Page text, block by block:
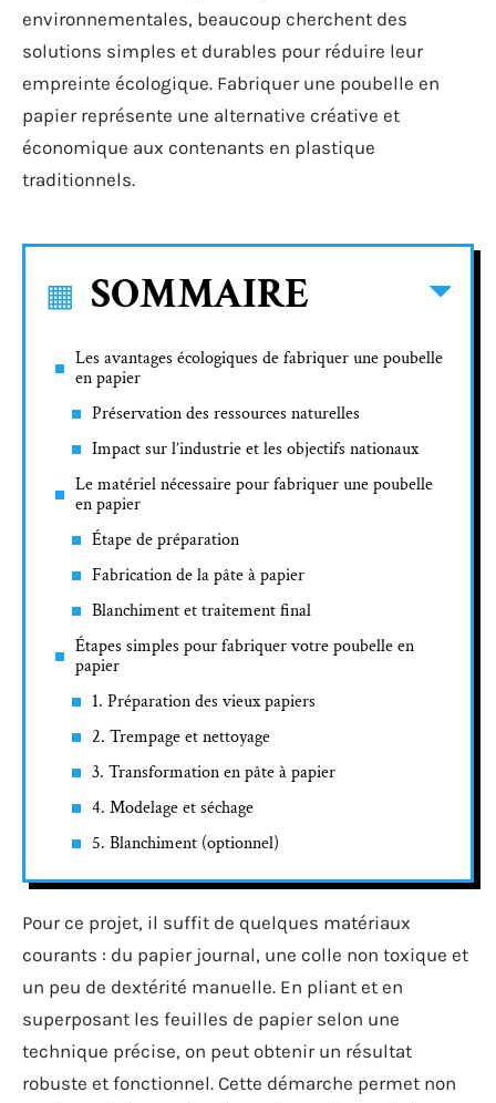
environnementales, beaucoup cherchent des
solutions simples et durables pour réduire leur
empreinte écologique. Fabriquer une poubelle en
papier représente une alternative créative et
économique aux contenants en plastique
traditionnels.
SOMMAIRE
Les avantages écologiques de fabriquer une poubelle
en papier
Préservation des ressources naturelles
Impact sur l’industrie et les objectifs nationaux
Le matériel nécessaire pour fabriquer une poubelle
en papier
Étape de préparation
Fabrication de la pâte à papier
Blanchiment et traitement final
Étapes simples pour fabriquer votre poubelle en
papier
1. Préparation des vieux papiers
2. Trempage et nettoyage
3. Transformation en pâte à papier
4. Modelage et séchage
5. Blanchiment (optionnel)
Pour ce projet, il suffit de quelques matériaux
courants : du papier journal, une colle non toxique et
un peu de dextérité manuelle. En pliant et en
superposant les feuilles de papier selon une
technique précise, on peut obtenir un résultat
robuste et fonctionnel. Cette démarche permet non